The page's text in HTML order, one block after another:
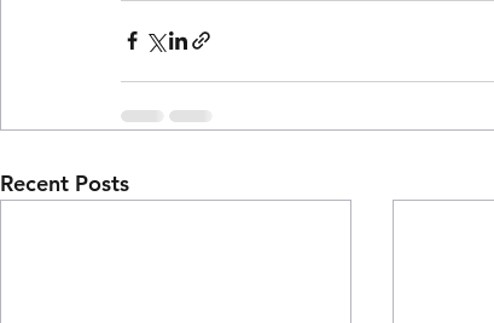
Recent Posts